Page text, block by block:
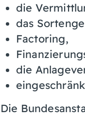
die
das
Factoring,
die
Die